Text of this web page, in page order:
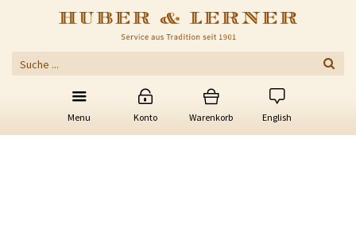
Menu Konto Warenkorb English